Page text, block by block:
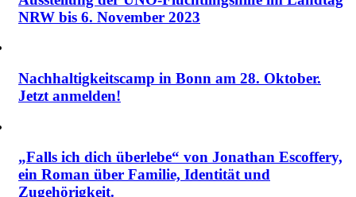
NRW bis 6. November 2023
Nachhaltigkeitscamp in Bonn am 28. Oktober.
Jetzt anmelden!
„Falls ich dich überlebe“ von Jonathan Escoffery,
ein Roman über Familie, Identität und
Zugehörigkeit.